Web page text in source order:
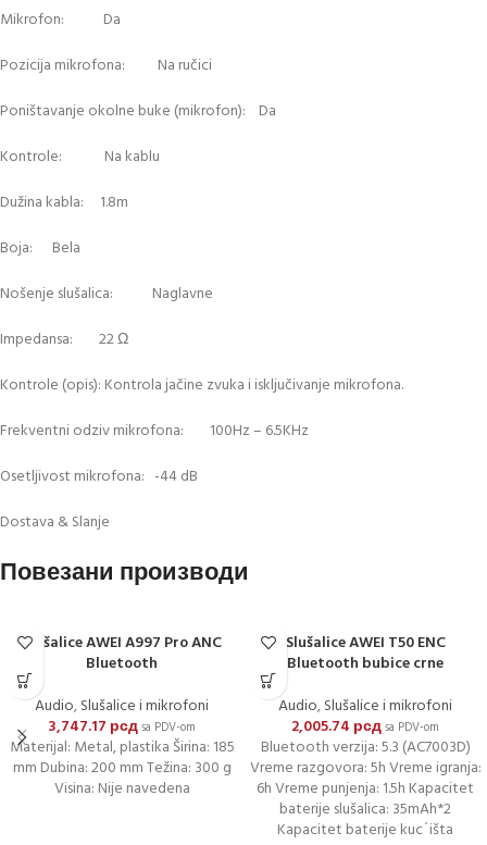
Mikrofon: Da
Pozicija mikrofona: Na ručici
Poništavanje okolne buke (mikrofon): Da
Kontrole: Na kablu
Dužina kabla: 1.8m
Boja: Bela
Nošenje slušalica: Naglavne
Impedansa: 22 Ω
Kontrole (opis): Kontrola jačine zvuka i isključivanje mikrofona.
Frekventni odziv mikrofona: 100Hz – 6.5KHz
Osetljivost mikrofona: -44 dB
Dostava & Slanje
Повезани производи
Slušalice AWEI A997 Pro ANC
Bluetooth
Audio,Slušalice i mikrofoni
3,747.17 рсдsa PDV-om
Materijal: Metal, plastika Širina: 185
mm Dubina: 200 mm Težina: 300 g
Visina: Nije navedena
Slušalice AWEI T50 ENC
Bluetooth bubice crne
Audio,Slušalice i mikrofoni
2,005.74 рсдsa PDV-om
Bluetooth verzija: 5.3 (AC7003D)
Vreme razgovora: 5h Vreme igranja:
6h Vreme punjenja: 1.5h Kapacitet
baterije slušalica: 35mAh*2
Kapacitet baterije kuc´išta